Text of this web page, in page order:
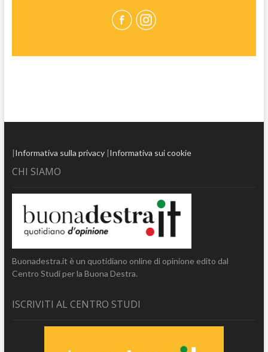
|Informativa sulla privacy|Informativa sui cookie
CHI SIAMO
Buonadestra.it è un quotidiano online di opinione edito dal
Centro Studi per la Buona Destra.
ISCRIVITI AL CENTRO STUDI